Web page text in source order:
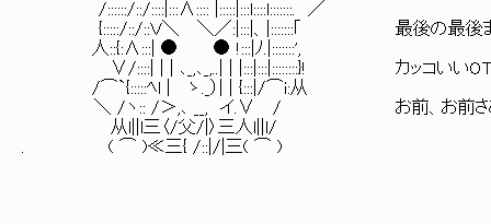
/::::::/::/::::|:::∧:::: |:::::|:::l::::l:::::::. ／
{:::::/::/::Ｖ＼ ＼／:|:::|、|:::::::｢ 最後の最後まで
人::{:∧:::| ● ● !:::|ﾉ.|:::::::',
∨/::::| | | ､_,､_,..| | |:::|:::|::::::::}! カッコいいOTONA
/⌒`{:::::ﾍl | ゝ._）| | {:::|/⌒i:从
＼ /ヽ:: /＞,､ __, イ.∨ / お前、お前さあ
从l||l三〈/父/|〉三人l||l/
. ( ⌒ )≪三{ /::|/|三( ⌒ )